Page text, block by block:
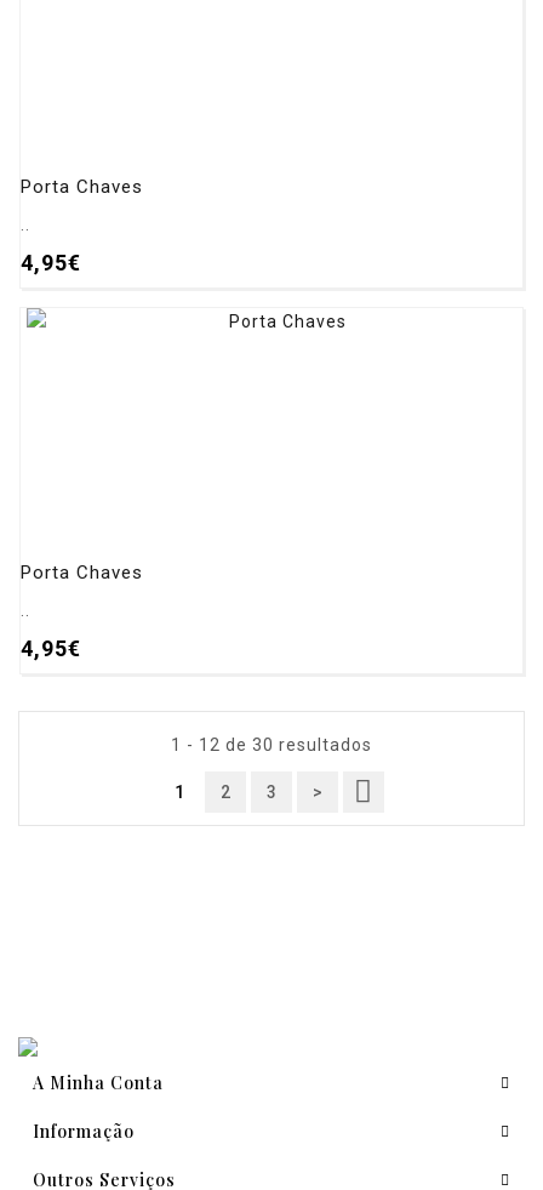
Porta Chaves
4,95€
Porta Chaves
4,95€
1 - 12 de 30 resultados
1 2 3 >
A Minha Conta
Informação
Outros Serviços